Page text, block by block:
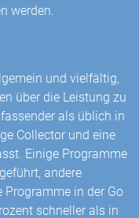
werden.
und vielfältig,
über die Leistung zu
als üblich in
Collector und eine
Einige Programme
andere
in der Go
schneller als in